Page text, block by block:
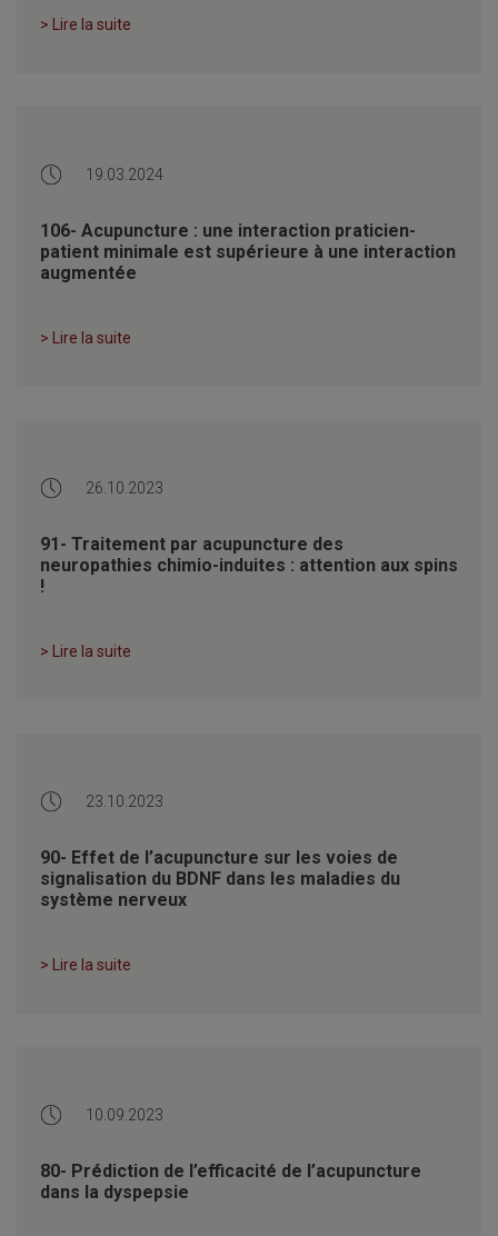
> Lire la suite
19.03.2024
106- Acupuncture : une interaction praticien-
patient minimale est supérieure à une interaction
augmentée
> Lire la suite
26.10.2023
91- Traitement par acupuncture des
neuropathies chimio-induites : attention aux spins
!
> Lire la suite
23.10.2023
90- Effet de l’acupuncture sur les voies de
signalisation du BDNF dans les maladies du
système nerveux
> Lire la suite
10.09.2023
80- Prédiction de l’efficacité de l’acupuncture
dans la dyspepsie